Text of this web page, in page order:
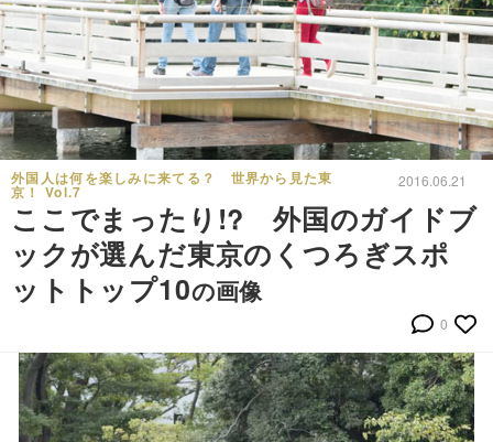
外国人は何を楽しみに来てる？ 世界から見た東
京！ Vol.7
2016.06.21
ここでまったり!? 外国のガイドブ
ックが選んだ東京のくつろぎスポ
ットトップ10の画像
0